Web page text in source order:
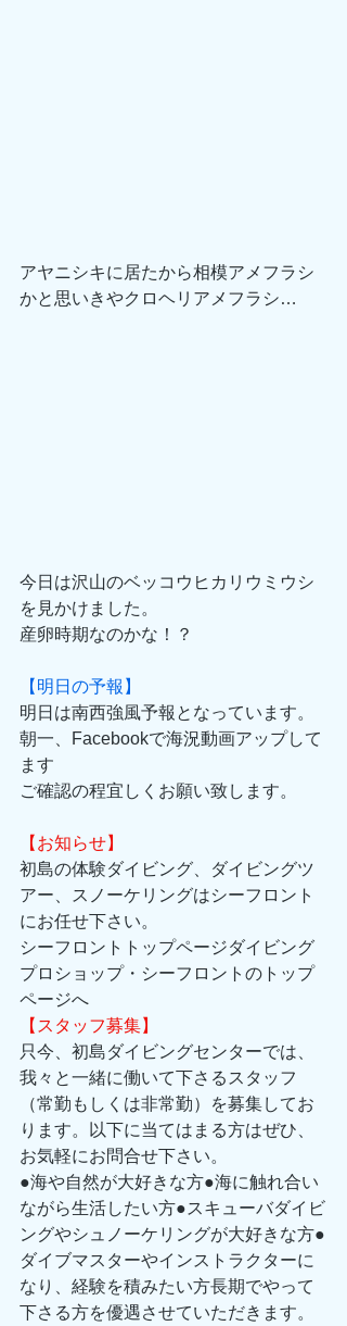
アヤニシキに居たから相模アメフラシ
かと思いきやクロヘリアメフラシ…
今日は沢山のベッコウヒカリウミウシ
を見かけました。
産卵時期なのかな！？
【明日の予報】
明日は南西強風予報となっています。
朝一、Facebookで海況動画アップして
ます
ご確認の程宜しくお願い致します。
【お知らせ】
初島の体験ダイビング、ダイビングツ
アー、スノーケリングはシーフロント
にお任せ下さい。
シーフロントトップページダイビング
プロショップ・シーフロントのトップ
ページへ
【スタッフ募集】
只今、初島ダイビングセンターでは、
我々と一緒に働いて下さるスタッフ
（常勤もしくは非常勤）を募集してお
ります。以下に当てはまる方はぜひ、
お気軽にお問合せ下さい。
●海や自然が大好きな方●海に触れ合い
ながら生活したい方●スキューバダイビ
ングやシュノーケリングが大好きな方●
ダイブマスターやインストラクターに
なり、経験を積みたい方長期でやって
下さる方を優遇させていただきます。